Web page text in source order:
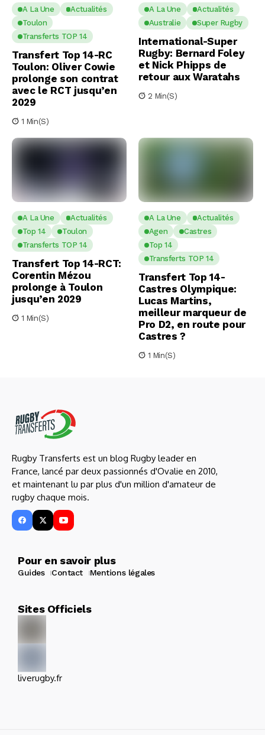
A La Une
Actualités
Toulon
Transferts TOP 14
Transfert Top 14-RC
Toulon: Oliver Cowie
prolonge son contrat
avec le RCT jusqu’en
2029
1 Min(s)
A La Une
Actualités
Australie
Super Rugby
International-Super
Rugby: Bernard Foley
et Nick Phipps de
retour aux Waratahs
2 Min(s)
A La Une
Actualités
Top 14
Toulon
Transferts TOP 14
Transfert Top 14-RCT:
Corentin Mézou
prolonge à Toulon
jusqu’en 2029
1 Min(s)
A La Une
Actualités
Agen
Castres
Top 14
Transferts TOP 14
Transfert Top 14-
Castres Olympique:
Lucas Martins,
meilleur marqueur de
Pro D2, en route pour
Castres ?
1 Min(s)
Rugby Transferts est un blog Rugby leader en
France, lancé par deux passionnés d'Ovalie en 2010,
et maintenant lu par plus d'un million d'amateur de
rugby chaque mois.
Pour en savoir plus
Guides Contact Mentions légales
Sites Officiels
liverugby.fr